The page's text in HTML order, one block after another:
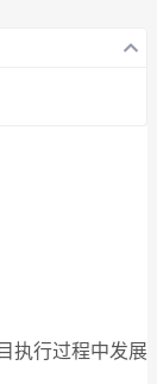
执行过程中发展